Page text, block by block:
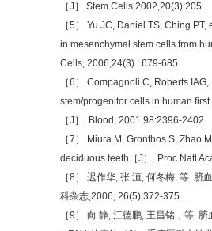
［J ］ .Stem Cells,2002,20(3):205.
［5 ］
Yu JC, Daniel TS, Ching
in mesenchymal stem cells from
Cells, 2006,24(3) : 679-685.
［6 ］
Compagnoli C, Roberts
stem/progenitor cells in human
［J ］ . Blood, 2001,98:2396-2402.
［7 ］
Miura M, Gronthos S, Zhao
deciduous teeth ［J ］ . Proc Natl
［8］ 迟作华, 张 洹, 何冬梅, 等. 脐
科杂志,2006, 26(5):372-375.
［9 ］ 向 静, 江德鹏, 王昌铭，等. 脐